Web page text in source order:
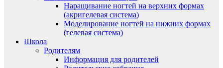
Наращивание ногтей на верхних формах
(акригелевая система)
Моделирование ногтей на нижних формах
(гелевая система)
Школа
Родителям
Информация для родителей